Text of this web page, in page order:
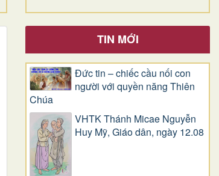
TIN MỚI
Đức tin – chiếc cầu nối con
người với quyền năng Thiên
Chúa
VHTK Thánh Micae Nguyễn
Huy Mỹ, Giáo dân, ngày 12.08